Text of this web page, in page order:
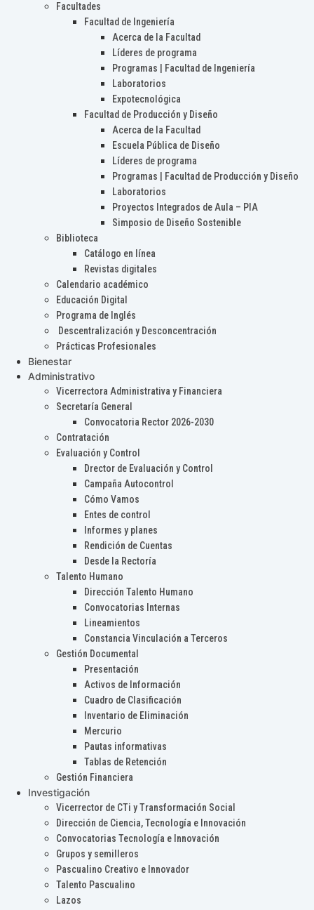
Facultades
Facultad de Ingeniería
Acerca de la Facultad
Líderes de programa
Programas | Facultad de Ingeniería
Laboratorios
Expotecnológica
Facultad de Producción y Diseño
Acerca de la Facultad
Escuela Pública de Diseño
Líderes de programa
Programas | Facultad de Producción y Diseño
Laboratorios
Proyectos Integrados de Aula – PIA
Simposio de Diseño Sostenible
Biblioteca
Catálogo en línea
Revistas digitales
Calendario académico
Educación Digital
Programa de Inglés
Descentralización y Desconcentración
Prácticas Profesionales
Bienestar
Administrativo
Vicerrectora Administrativa y Financiera
Secretaría General
Convocatoria Rector 2026-2030
Contratación
Evaluación y Control
Drector de Evaluación y Control
Campaña Autocontrol
Cómo Vamos
Entes de control
Informes y planes
Rendición de Cuentas
Desde la Rectoría
Talento Humano
Dirección Talento Humano
Convocatorias Internas
Lineamientos
Constancia Vinculación a Terceros
Gestión Documental
Presentación
Activos de Información
Cuadro de Clasificación
Inventario de Eliminación
Mercurio
Pautas informativas
Tablas de Retención
Gestión Financiera
Investigación
Vicerrector de CTi y Transformación Social
Dirección de Ciencia, Tecnología e Innovación
Convocatorias Tecnología e Innovación
Grupos y semilleros
Pascualino Creativo e Innovador
Talento Pascualino
Lazos